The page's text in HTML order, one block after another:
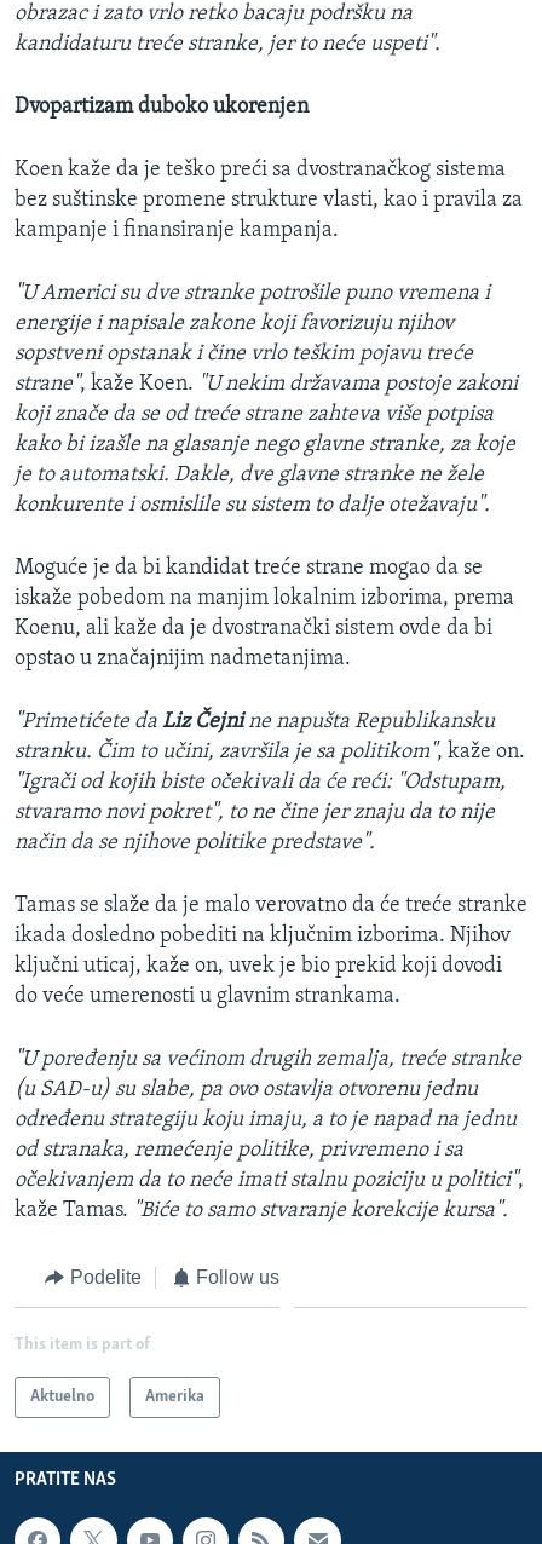
obrazac i zato vrlo retko bacaju podršku na
kandidaturu treće stranke, jer to neće uspeti".
Dvopartizam duboko ukorenjen
Koen kaže da je teško preći sa dvostranačkog sistema
bez suštinske promene strukture vlasti, kao i pravila za
kampanje i finansiranje kampanja.
"U Americi su dve stranke potrošile puno vremena i
energije i napisale zakone koji favorizuju njihov
sopstveni opstanak i čine vrlo teškim pojavu treće
strane", kaže Koen. "U nekim državama postoje zakoni
koji znače da se od treće strane zahteva više potpisa
kako bi izašle na glasanje nego glavne stranke, za koje
je to automatski. Dakle, dve glavne stranke ne žele
konkurente i osmislile su sistem to dalje otežavaju".
Moguće je da bi kandidat treće strane mogao da se
iskaže pobedom na manjim lokalnim izborima, prema
Koenu, ali kaže da je dvostranački sistem ovde da bi
opstao u značajnijim nadmetanjima.
"Primetićete da Liz Čejnine napušta Republikansku
stranku. Čim to učini, završila je sa politikom", kaže on.
"Igrači od kojih biste očekivali da će reći: "Odstupam,
stvaramo novi pokret", to ne čine jer znaju da to nije
način da se njihove politike predstave".
Tamas se slaže da je malo verovatno da će treće stranke
ikada dosledno pobediti na ključnim izborima. Njihov
ključni uticaj, kaže on, uvek je bio prekid koji dovodi
do veće umerenosti u glavnim strankama.
"U poređenju sa većinom drugih zemalja, treće stranke
(u SAD-u) su slabe, pa ovo ostavlja otvorenu jednu
određenu strategiju koju imaju, a to je napad na jednu
od stranaka, remećenje politike, privremeno i sa
očekivanjem da to neće imati stalnu poziciju u politici",
kaže Tamas. "Biće to samo stvaranje korekcije kursa".
Podelite Follow us
This item is part of
Aktuelno Amerika
PRATITE NAS